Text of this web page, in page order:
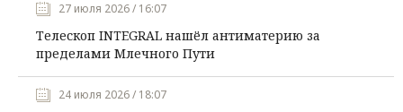
27 июля 2026 / 16:07
Телескоп INTEGRAL нашёл антиматерию за
пределами Млечного Пути
24 июля 2026 / 18:07